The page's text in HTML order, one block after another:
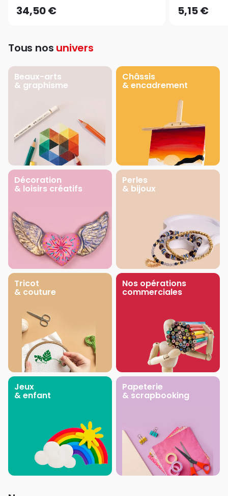
34,50 € 5,15 €
Tous nos univers
Beaux-arts
& graphisme
Châssis
& encadrement
Décoration
& loisirs créatifs
Perles
& bijoux
Tricot
& couture
Nos opérations
commerciales
Jeux
& enfant
Papeterie
& scrapbooking